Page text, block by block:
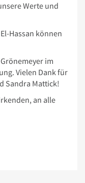
Werte und
Hassan können
im
Vielen Dank für
Sandra Mattick!
an alle